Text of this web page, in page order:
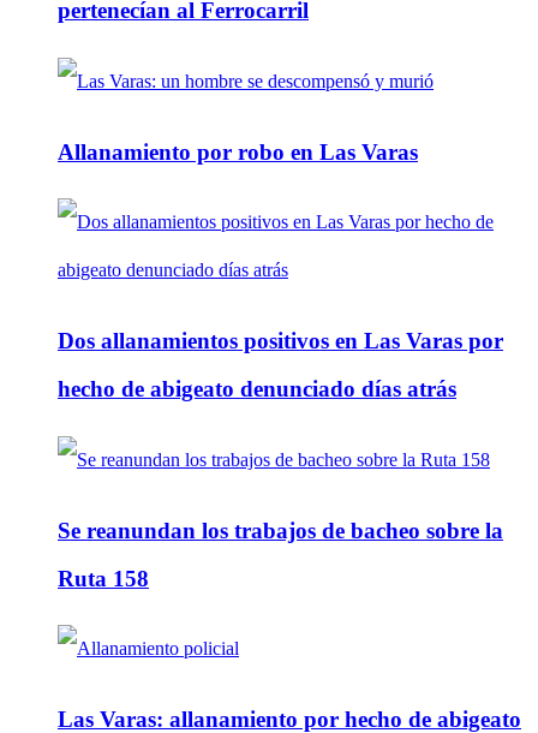
pertenecían al Ferrocarril
Allanamiento por robo en Las Varas
Dos allanamientos positivos en Las Varas por
hecho de abigeato denunciado días atrás
Se reanundan los trabajos de bacheo sobre la
Ruta 158
Las Varas: allanamiento por hecho de abigeato